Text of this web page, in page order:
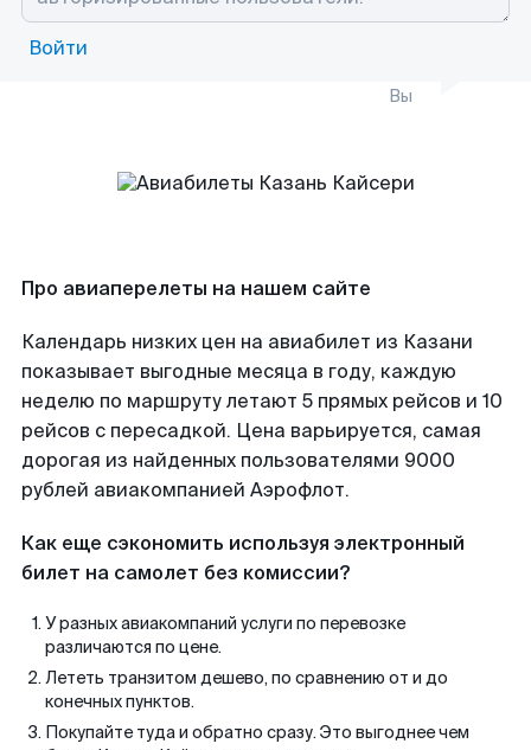
Войти
Вы
Про авиаперелеты на нашем сайте
Календарь низких цен на авиабилет из Казани
показывает выгодные месяца в году, каждую
неделю по маршруту летают 5 прямых рейсов и 10
рейсов с пересадкой. Цена варьируется, самая
дорогая из найденных пользователями 9000
рублей авиакомпанией Аэрофлот.
Как еще сэкономить используя электронный
билет на самолет без комиссии?
У разных авиакомпаний услуги по перевозке
различаются по цене.
Лететь транзитом дешево, по сравнению от и до
конечных пунктов.
Покупайте туда и обратно сразу. Это выгоднее чем